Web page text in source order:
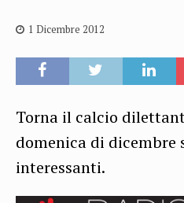
1 Dicembre 2012
Torna il calcio
domenica di
interessanti.